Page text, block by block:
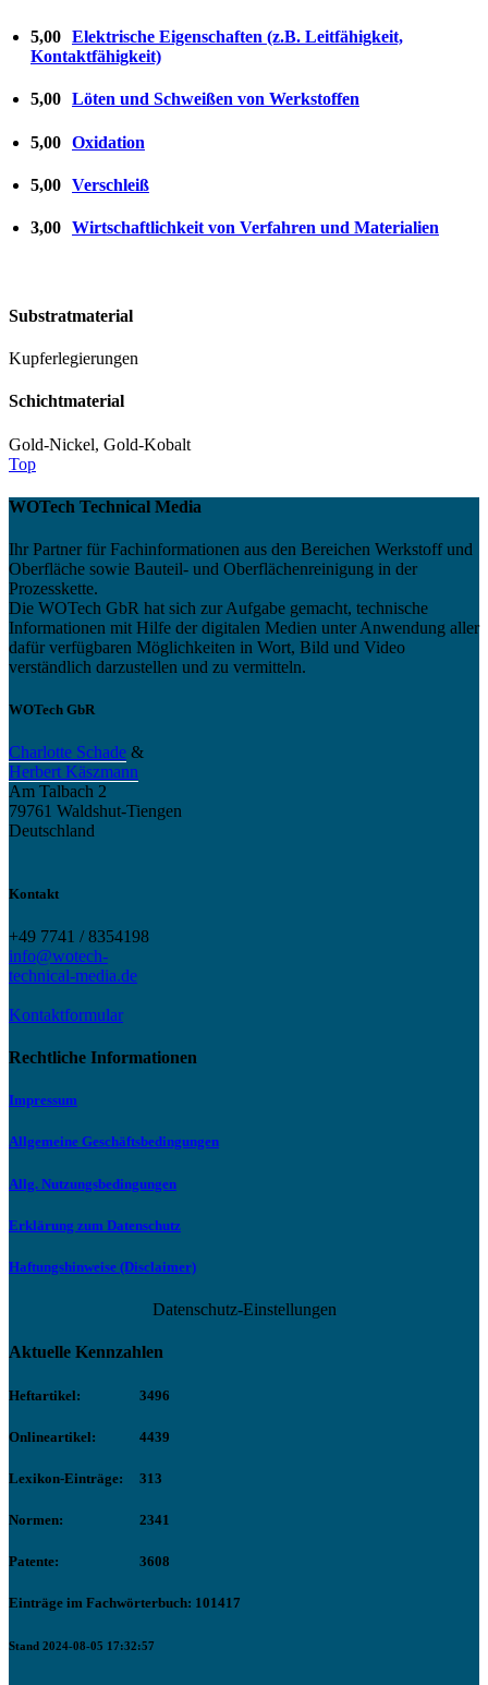
5,00 Elektrische Eigenschaften (z.B. Leitfähigkeit,
Kontaktfähigkeit)
5,00 Löten und Schweißen von Werkstoffen
5,00 Oxidation
5,00 Verschleiß
3,00 Wirtschaftlichkeit von Verfahren und Materialien
Substratmaterial
Kupferlegierungen
Schichtmaterial
Gold-Nickel, Gold-Kobalt
Top
WOTech Technical Media
Ihr Partner für Fachinformationen aus den Bereichen Werkstoff und
Oberfläche sowie Bauteil- und Oberflächenreinigung in der
Prozesskette.
Die WOTech GbR hat sich zur Aufgabe gemacht, technische
Informationen mit Hilfe der digitalen Medien unter Anwendung aller
dafür verfügbaren Möglichkeiten in Wort, Bild und Video
verständlich darzustellen und zu vermitteln.
WOTech GbR
Charlotte Schade &
Herbert Käszmann
Am Talbach 2
79761 Waldshut-Tiengen
Deutschland
Kontakt
+49 7741 / 8354198
info@wotech-
technical-media.de
Kontaktformular
Rechtliche Informationen
Impressum
Allgemeine Geschäftsbedingungen
Allg. Nutzungsbedingungen
Erklärung zum Datenschutz
Haftungshinweise (Disclaimer)
Datenschutz-Einstellungen
Aktuelle Kennzahlen
Heftartikel: 3496
Onlineartikel: 4439
Lexikon-Einträge: 313
Normen: 2341
Patente: 3608
Einträge im Fachwörterbuch: 101417
Stand 2024-08-05 17:32:57